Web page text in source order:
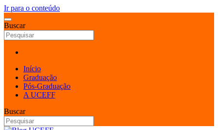
Ir para o conteúdo
Buscar
Início
Graduação
Pós-Graduação
A UCEFF
Buscar